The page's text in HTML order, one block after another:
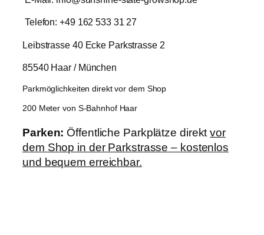
Telefon: +49 162 533 31 27
Leibstrasse 40 Ecke Parkstrasse 2
85540 Haar / München
Parkmöglichkeiten direkt vor dem Shop
200 Meter von S-Bahnhof Haar
Parken: Öffentliche Parkplätze direktvor
dem Shop in der Parkstrasse – kostenlos
und bequem erreichbar.